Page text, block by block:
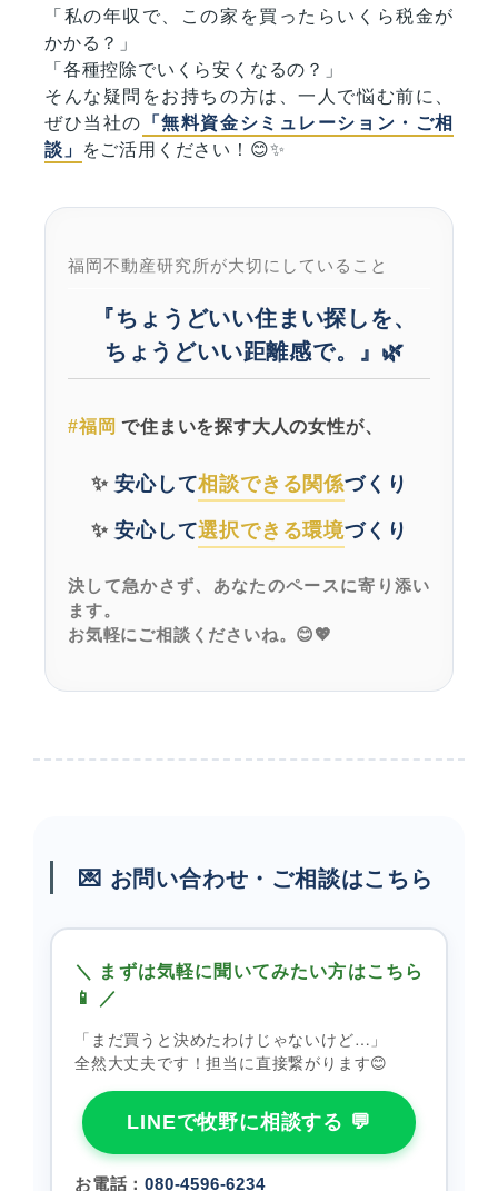
「私の年収で、この家を買ったらいくら税金が
かかる？」
「各種控除でいくら安くなるの？」
そんな疑問をお持ちの方は、一人で悩む前に、
ぜひ当社の 「無料資金シミュレーション・ご相
談」 をご活用ください！😊✨
福岡不動産研究所が大切にしていること
『ちょうどいい住まい探しを、
ちょうどいい距離感で。』🌿
#福岡 で住まいを探す大人の女性が、
✨安心して相談できる関係づくり
✨安心して選択できる環境づくり
決して急かさず、あなたのペースに寄り添い
ます。
お気軽にご相談くださいね。😊💖
💌 お問い合わせ・ご相談はこちら
＼ まずは気軽に聞いてみたい方はこちら
📱 ／
「まだ買うと決めたわけじゃないけど…」
全然大丈夫です！担当に直接繋がります😊
LINEで牧野に相談する 💬
お電話：080-4596-6234